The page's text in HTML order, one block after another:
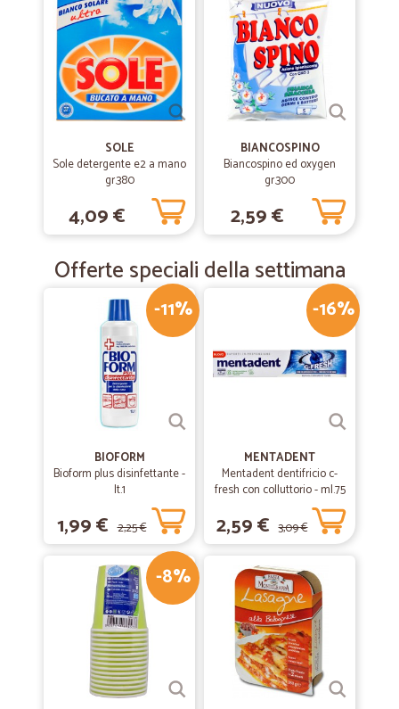
SOLE
Sole detergente e2 a mano
gr.380
4,09 €
BIANCOSPINO
Biancospino ed oxygen
gr.300
2,59 €
Offerte speciali della settimana
-11%
BIOFORM
Bioform plus disinfettante -
lt.1
1,99 € 2,25 €
-16%
MENTADENT
Mentadent dentifricio c-
fresh con colluttorio - ml.75
2,59 € 3,09 €
-8%